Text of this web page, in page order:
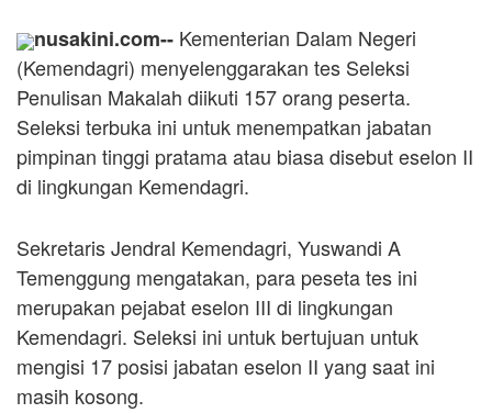
nusakini.com-- Kementerian Dalam Negeri
(Kemendagri) menyelenggarakan tes Seleksi
Penulisan Makalah diikuti 157 orang peserta.
Seleksi terbuka ini untuk menempatkan jabatan
pimpinan tinggi pratama atau biasa disebut eselon II
di lingkungan Kemendagri.
Sekretaris Jendral Kemendagri, Yuswandi A
Temenggung mengatakan, para peseta tes ini
merupakan pejabat eselon III di lingkungan
Kemendagri. Seleksi ini untuk bertujuan untuk
mengisi 17 posisi jabatan eselon II yang saat ini
masih kosong.